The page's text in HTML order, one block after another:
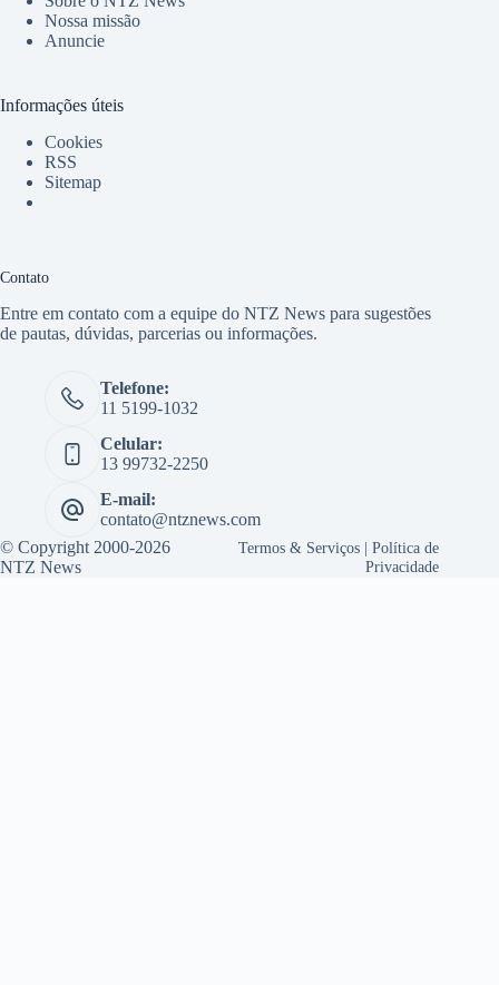
Nossa missão
Anuncie
Informações úteis
Cookies
RSS
Sitemap
Contato
Entre em contato com a equipe do NTZ News para sugestões
de pautas, dúvidas, parcerias ou informações.
Telefone:
11 5199-1032
Celular:
13 99732-2250
E-mail:
contato@ntznews.com
© Copyright 2000-2026
NTZ News
Termos & Serviços |Política de
Privacidade